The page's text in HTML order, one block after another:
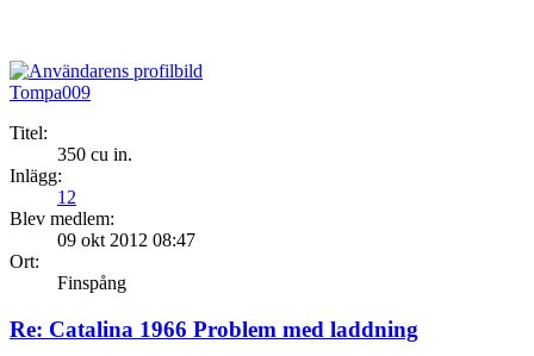
Tompa009
Titel:
350 cu in.
Inlägg:
12
Blev medlem:
09 okt 2012 08:47
Ort:
Finspång
Re: Catalina 1966 Problem med laddning